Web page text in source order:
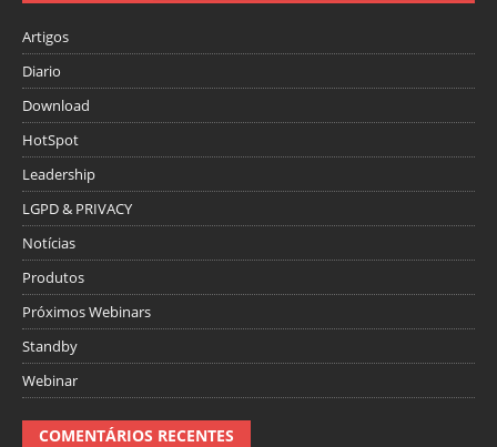
Artigos
Diario
Download
HotSpot
Leadership
LGPD & PRIVACY
Notícias
Produtos
Próximos Webinars
Standby
Webinar
COMENTÁRIOS RECENTES